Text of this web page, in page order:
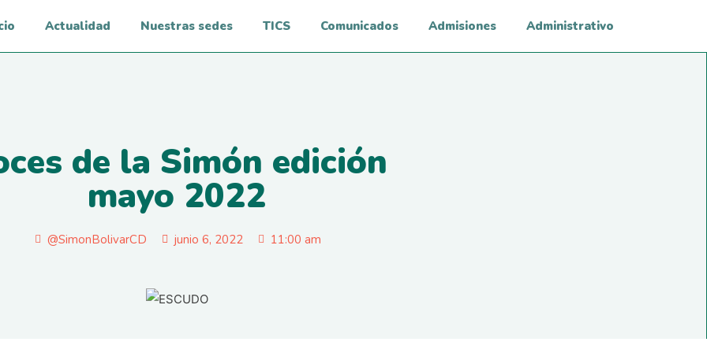
Actualidad Nuestras sedes TICS Comunicados Admisiones Administrativo
de la Simón edición
mayo 2022
@SimonBolivarCD junio 6, 2022 11:00 am